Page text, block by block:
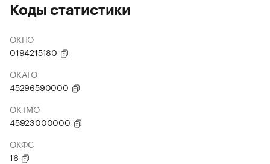
Коды статистики
ОКПО
0194215180
ОКАТО
45296590000
ОКТМО
45923000000
ОКФС
16